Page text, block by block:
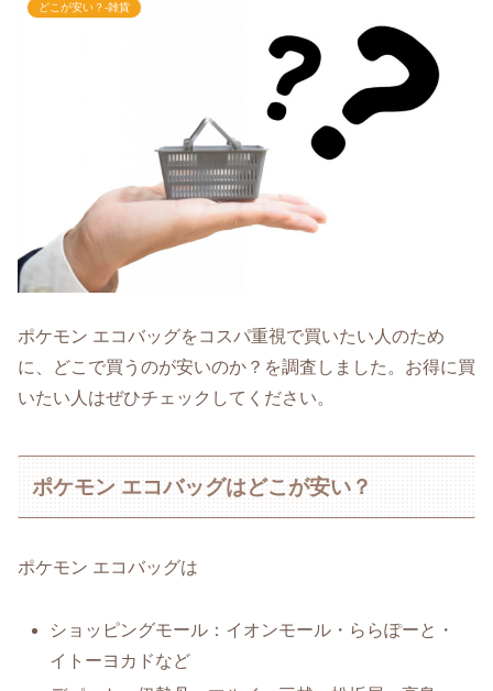
どこが安い？-雑貨
ポケモン エコバッグをコスパ重視で買いたい人のため
に、どこで買うのが安いのか？を調査しました。お得に買
いたい人はぜひチェックしてください。
ポケモン エコバッグはどこが安い？
ポケモン エコバッグは
ショッピングモール：イオンモール・ららぽーと・
イトーヨカドなど